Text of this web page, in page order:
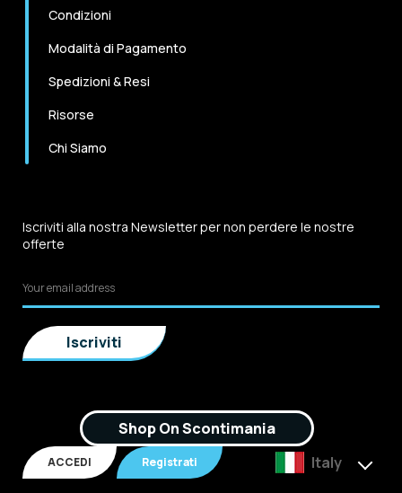
Condizioni
Modalità di Pagamento
Spedizioni & Resi
Risorse
Chi Siamo
Iscriviti alla nostra Newsletter per non perdere le nostre
offerte
Shop On Scontimania
ACCEDI Registrati Italy